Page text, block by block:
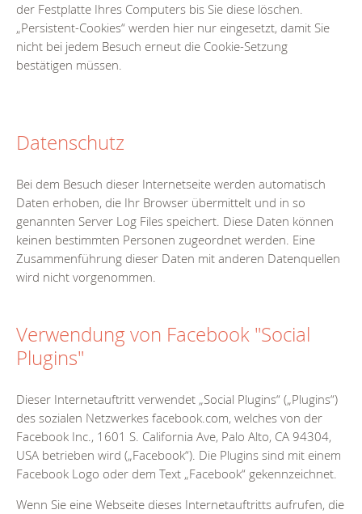
der Festplatte Ihres Computers bis Sie diese löschen.
„Persistent-Cookies“ werden hier nur eingesetzt, damit Sie
nicht bei jedem Besuch erneut die Cookie-Setzung
bestätigen müssen.
Datenschutz
Bei dem Besuch dieser Internetseite werden automatisch
Daten erhoben, die Ihr Browser übermittelt und in so
genannten Server Log Files speichert. Diese Daten können
keinen bestimmten Personen zugeordnet werden. Eine
Zusammenführung dieser Daten mit anderen Datenquellen
wird nicht vorgenommen.
Verwendung von Facebook "Social
Plugins"
Dieser Internetauftritt verwendet „Social Plugins“ („Plugins“)
des sozialen Netzwerkes facebook.com, welches von der
Facebook Inc., 1601 S. California Ave, Palo Alto, CA 94304,
USA betrieben wird („Facebook“). Die Plugins sind mit einem
Facebook Logo oder dem Text „Facebook“ gekennzeichnet.
Wenn Sie eine Webseite dieses Internetauftritts aufrufen, die